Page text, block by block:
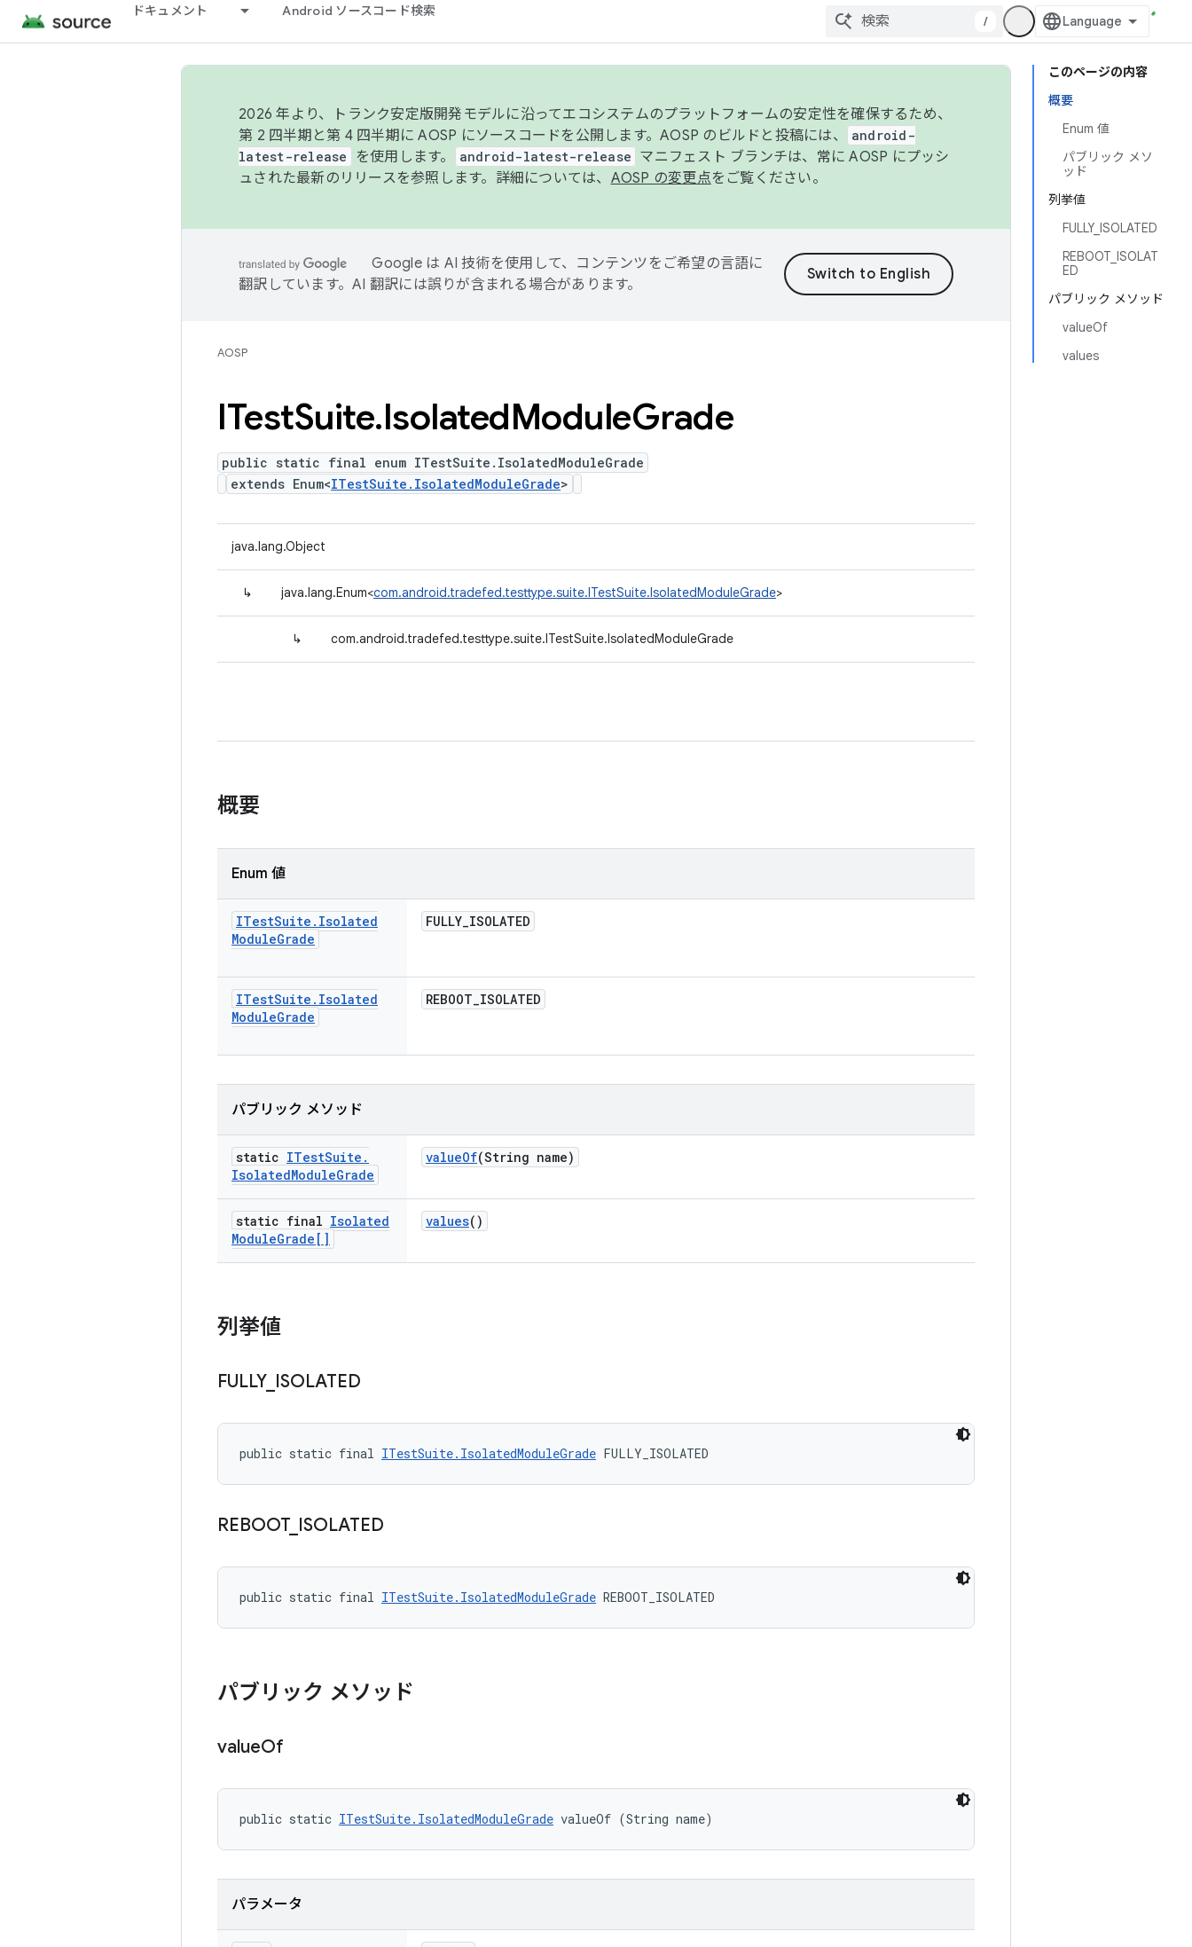
ドキュメント Android ソースコード検索
/
このページの内容
概要
Enum 値
パブリック メソ
ッド
列挙値
FULLY_ISOLATED
REBOOT_ISOLAT
ED
パブリック メソッド
valueOf
values
2026 年より、トランク安定版開発モデルに沿ってエコシステムのプラットフォームの安定性を確保するため、
第 2 四半期と第 4 四半期に AOSP にソースコードを公開します。AOSP のビルドと投稿には、
android-
latest-release
を使用します。 android-latest-release マニフェスト ブランチは、常に AOSP にプッシ
ュされた最新のリリースを参照します。詳細については、 AOSP の変更点をご覧ください。
Google は AI 技術を使用して、コンテンツをご希望の言語に
翻訳しています。AI 翻訳には誤りが含まれる場合があります。
AOSP
ITestSuite.IsolatedModuleGrade
public static final enum ITestSuite.IsolatedModuleGrade
extends Enum<ITestSuite.IsolatedModuleGrade>
java.lang.Object
↳ java.lang.Enum<com.android.tradefed.testtype.suite.ITestSuite.IsolatedModuleGrade>
↳ com.android.tradefed.testtype.suite.ITestSuite.IsolatedModuleGrade
概要
Enum 値
ITestSuite . Isolated
ModuleGrade
FULLY_ISOLATED
ITestSuite . Isolated
ModuleGrade
REBOOT_ISOLATED
パブリック メソッド
static ITestSuite .
IsolatedModuleGrade
valueOf(String name)
static final Isolated
ModuleGrade[]
values()
列挙値
FULLY_ ISOLATED
public static final ITestSuite.IsolatedModuleGrade FULLY_ISOLATED
REBOOT_ ISOLATED
public static final ITestSuite.IsolatedModuleGrade REBOOT_ISOLATED
パブリック メソッド
valueOf
public static ITestSuite.IsolatedModuleGrade valueOf (String name)
パラメータ